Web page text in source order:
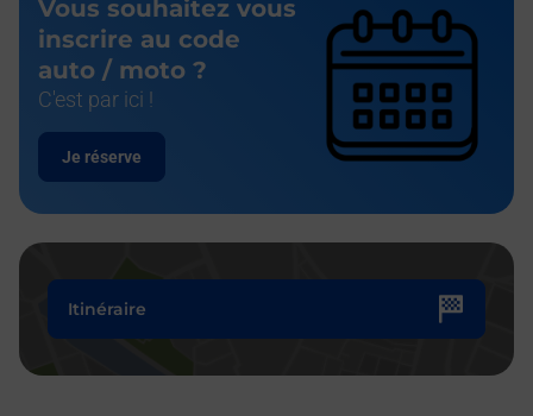
Vous souhaitez vous
inscrire au code
auto / moto ?
C'est par ici !
Je réserve
Itinéraire